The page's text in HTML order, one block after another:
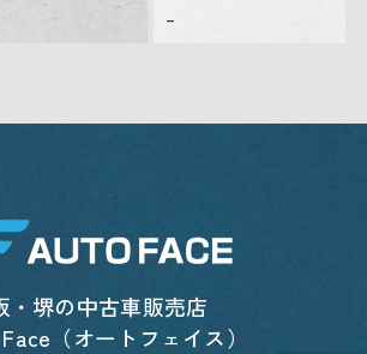
–
・堺の中古車販売店
（オートフェイス）